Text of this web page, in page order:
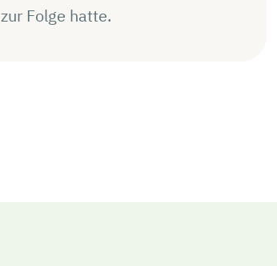
zur Folge hatte.